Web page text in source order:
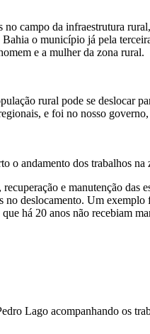
campo da infraestrutura
o município já pela
e a mulher da zona rural.
rural pode se deslocar
e foi no nosso
o andamento dos trabalhos na
e manutenção
deslocamento. Um
há 20 anos não recebiam
Lago acompanhando os